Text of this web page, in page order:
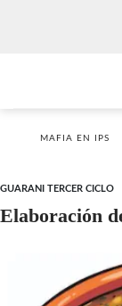
MAFIA EN IPS
GUARANI TERCER CICLO
Elaboración